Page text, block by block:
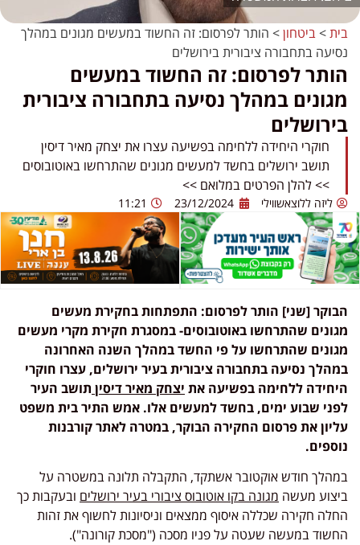
בית>ביטחון> הותר לפרסום: זה החשוד במעשים מגונים במהלך
נסיעה בתחבורה ציבורית בירושלים
הותר לפרסום: זה החשוד במעשים
מגונים במהלך נסיעה בתחבורה ציבורית
בירושלים
חוקרי היחידה ללחימה בפשיעה עצרו את יצחק מאיר דיסין
תושב ירושלים בחשד למעשים מגונים שהתרחשו באוטובוסים
>> להלן הפרטים במלואם >>
ליזה ללוצאשווילי 23/12/2024
11:21
הבוקר [שני] הותר לפרסום: התפתחות בחקירת מעשים
מגונים שהתרחשו באוטובוסים- במסגרת חקירת מקרי מעשים
מגונים שהתרחשו על פי החשד במהלך השנה האחרונה
במהלך נסיעה בתחבורה ציבורית בעיר ירושלים, עצרו חוקרי
היחידה ללחימה בפשיעה את יצחק מאיר דיסין תושב העיר
לפני שבוע ימים, בחשד למעשים אלו. אמש התיר בית משפט
עליון את פרסום החקירה הבוקר, במטרה לאתר קורבנות
נוספים.
במהלך חודש אוקטובר אשתקד, התקבלה תלונה במשטרה על
ביצוע מעשה מגונה בקו אוטובוס ציבורי בעיר ירושלים ובעקבות כך
החלה חקירה שכללה איסוף ממצאים וניסיונות לחשוף את זהות
החשוד במעשה שעטה על פניו מסכה ("מסכת קורונה").